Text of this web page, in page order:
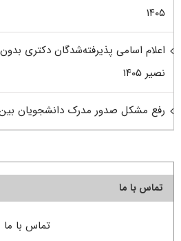
۱۴۰۵
اعلام اسامی پذیرفته‌شدگان دکتری
نصیر ۱۴۰۵
رفع مشکل صدور مدرک دانشجویان بین
تماس با ما
تماس با ما